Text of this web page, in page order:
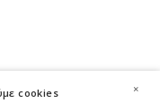
×
cookies